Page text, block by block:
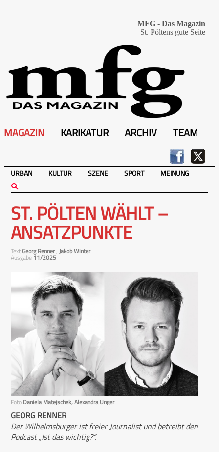
MFG - Das Magazin
St. Pöltens gute Seite
MAGAZIN KARIKATUR ARCHIV TEAM
URBAN KULTUR SZENE SPORT MEINUNG
ST. PÖLTEN WÄHLT –
ANSATZPUNKTE
TextGeorg Renner, Jakob Winter
Ausgabe11/2025
Foto Daniela Matejschek, Alexandra Unger
GEORG RENNER
Der Wilhelmsburger ist freier Journalist und betreibt den
Podcast „Ist das wichtig?“.